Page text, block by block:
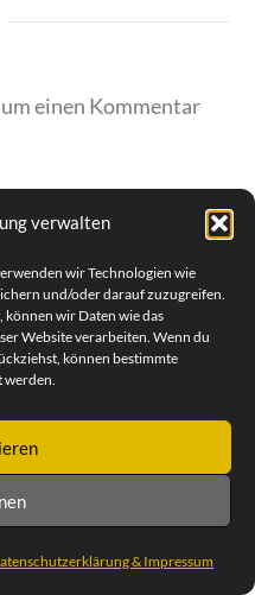
verwalten
wir Technologien wie
und/oder darauf zuzugreifen.
können wir Daten wie das
Website verarbeiten. Wenn du
können bestimmte
werden.
& Impressum
einen Kommentar
12 | 64293
88 932 | MOBILE 0171 47
& IMPRESSUM